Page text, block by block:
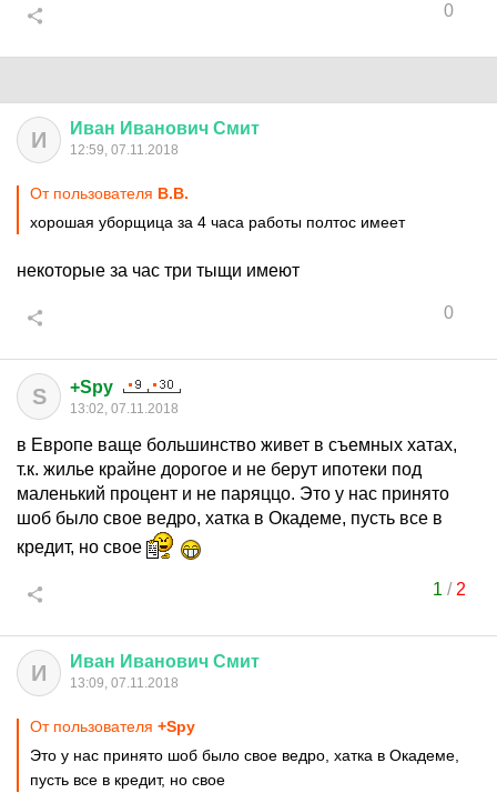
0
И Иван Иванович Смит
12:59, 07.11.2018
От пользователя В.B.
хорошая уборщица за 4 часа работы полтос имеет
некоторые за час три тыщи имеют
0
S +Spy
13:02, 07.11.2018
в Европе ваще большинство живет в съемных хатах,
т.к. жилье крайне дорогое и не берут ипотеки под
маленький процент и не паряццо. Это у нас принято
шоб было свое ведро, хатка в Окадеме, пусть все в
кредит, но свое
1 / 2
И Иван Иванович Смит
13:09, 07.11.2018
От пользователя +Spy
Это у нас принято шоб было свое ведро, хатка в Окадеме,
пусть все в кредит, но свое